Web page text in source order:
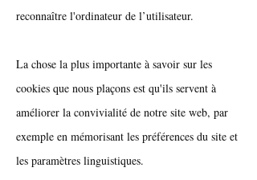
reconnaître l'ordinateur de l’utilisateur.
La chose la plus importante à savoir sur les
cookies que nous plaçons est qu'ils servent à
améliorer la convivialité de notre site web, par
exemple en mémorisant les préférences du site et
les paramètres linguistiques.